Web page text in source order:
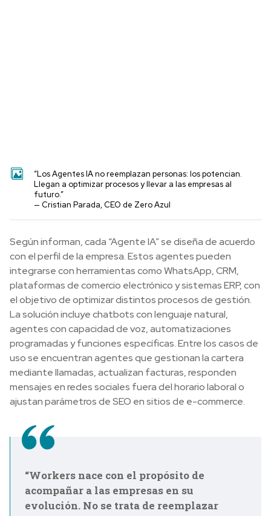
“Los Agentes IA no reemplazan personas: los potencian.
Llegan a optimizar procesos y llevar a las empresas al
futuro.”
— Cristian Parada, CEO de Zero Azul
Según informan, cada “Agente IA” se diseña de acuerdo
con el perfil de la empresa. Estos agentes pueden
integrarse con herramientas como WhatsApp, CRM,
plataformas de comercio electrónico y sistemas ERP, con
el objetivo de optimizar distintos procesos de gestión.
La solución incluye chatbots con lenguaje natural,
agentes con capacidad de voz, automatizaciones
programadas y funciones específicas. Entre los casos de
uso se encuentran agentes que gestionan la cartera
mediante llamadas, actualizan facturas, responden
mensajes en redes sociales fuera del horario laboral o
ajustan parámetros de SEO en sitios de e-commerce.
“Workers nace con el propósito de
acompañar a las empresas en su
evolución. No se trata de reemplazar